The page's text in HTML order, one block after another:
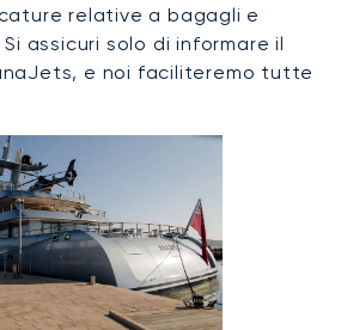
relative a bagagli e
assicuri solo di informare il
e noi faciliteremo tutte